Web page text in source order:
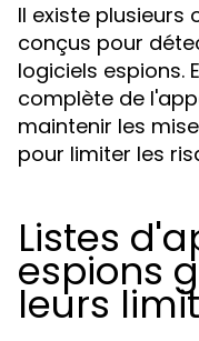
Il existe plusieurs
conçus pour
logiciels espions.
complète de
maintenir les
pour limiter les
Listes
espions
leurs